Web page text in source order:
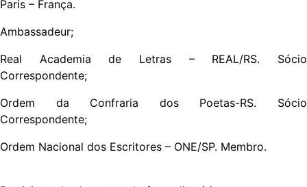
Paris – França.
Ambassadeur;
Real Academia de Letras – REAL/RS. Sócio
Correspondente;
Ordem da Confraria dos Poetas-RS. Sócio
Correspondente;
Ordem Nacional dos Escritores – ONE/SP. Membro.